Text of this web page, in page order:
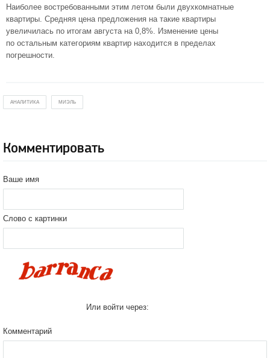
Наиболее востребованными этим летом были двухкомнатные
квартиры. Средняя цена предложения на такие квартиры
увеличилась по итогам августа на 0,8%. Изменение цены
по остальным категориям квартир находится в пределах
погрешности.
АНАЛИТИКА МИЭЛЬ
Комментировать
Ваше имя
Слово с картинки
Или войти через:
Комментарий